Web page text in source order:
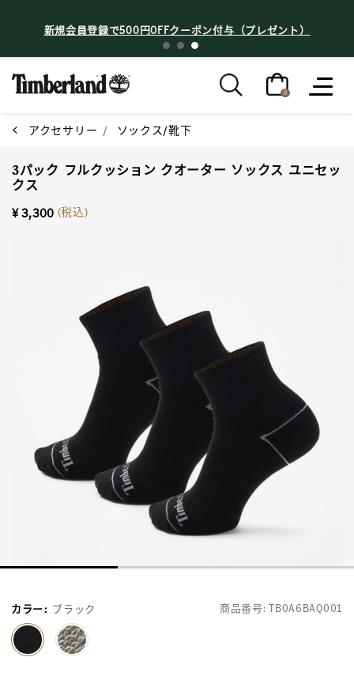
新規会員登録で500円OFFクーポン付与（プレゼント）
0
アクセサリー ソックス/靴下
3パック フルクッション クオーター ソックス ユニセッ
クス
¥ 3,300 (税込)
商品番号:TB0A6BAQ001
カラー: ブラック